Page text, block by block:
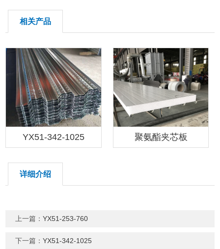
相关产品
YX51-342-1025 聚氨酯夹芯板
详细介绍
上一篇：YX51-253-760
下一篇：YX51-342-1025